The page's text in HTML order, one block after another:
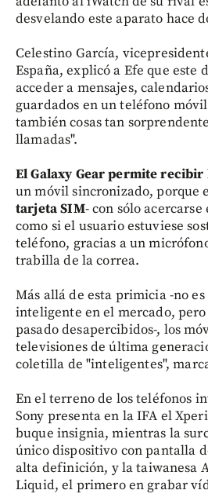
desvelando este aparato hace
Celestino García,
España, explicó a Efe que este
acceder a mensajes,
guardados en un teléfono
también cosas tan
llamadas".
El Galaxy Gear permite recibir
un móvil sincronizado, porque
tarjeta SIM- con sólo
como si el usuario estuviese
teléfono, gracias a un
trabilla de la correa.
Más allá de esta primicia -no
inteligente en el mercado,
pasado desapercibidos-, los
televisiones de última
coletilla de "inteligentes",
En el terreno de los teléfonos
Sony presenta en la IFA el
buque insignia, mientras la
único dispositivo con pantalla
alta definición, y la taiwanesa
Liquid, el primero en grabar